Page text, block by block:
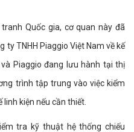
Quốc gia, cơ quan này đã
ty TNHH Piaggio Việt Nam về kế
Piaggio đang lưu hành tại thị
trình tập trung vào việc kiểm
kiện nếu cần thiết.
tra kỹ thuật hệ thống chiếu